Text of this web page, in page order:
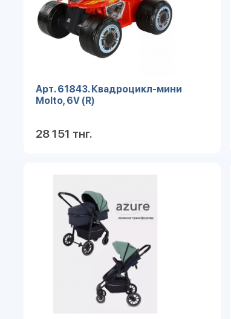
Арт. 61843. Квадроцикл-мини
Molto, 6V (R)
28 151 тнг.